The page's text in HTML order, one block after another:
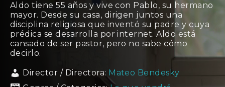
Aldo tiene 55 años y vive con Pablo, su hermano
mayor. Desde su casa, dirigen juntos una
disciplina religiosa que inventó su padre y cuya
prédica se desarrolla por internet. Aldo está
cansado de ser pastor, pero no sabe cómo
decirlo.
Director / Directora: Mateo Bendesky